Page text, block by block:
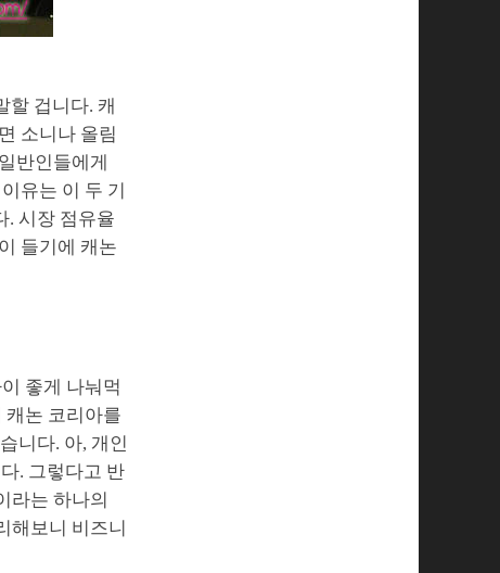
할 겁니다. 캐
소니나 올림
반인들에게
유는 이 두 기
. 시장 점유율
들기에 캐논
좋게 나눠먹
캐논 코리아를
니다. 아, 개인
. 그렇다고 반
라는 하나의
해보니 비즈니